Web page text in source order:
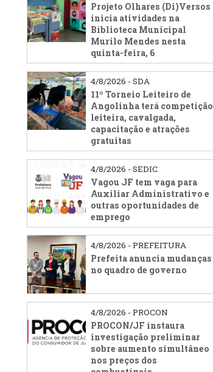
Projeto Olhares (Di)Versos
inicia atividades na
Biblioteca Municipal
Murilo Mendes nesta
quinta-feira, 6
4/8/2026 - SDA
11º Torneio Leiteiro de
Angolinha terá competição
leiteira, cavalgada,
capacitação e atrações
gratuitas
4/8/2026 - SEDIC
Vagou JF tem vaga para
Auxiliar Administrativo e
outras oportunidades de
emprego
4/8/2026 - PREFEITURA
Prefeita anuncia mudanças
no quadro de governo
4/8/2026 - PROCON
PROCON/JF instaura
investigação preliminar
sobre aumento simultâneo
nos preços dos